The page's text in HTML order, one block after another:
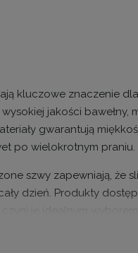
kluczowe znaczenie
jakości bawełny,
gwarantują
po wielokrotnym praniu.
szwy zapewniają, że
dzień. Produkty
je idealnym